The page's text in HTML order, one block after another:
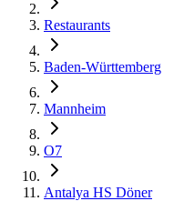
Restaurants
Baden-Württemberg
Mannheim
O7
Antalya HS Döner